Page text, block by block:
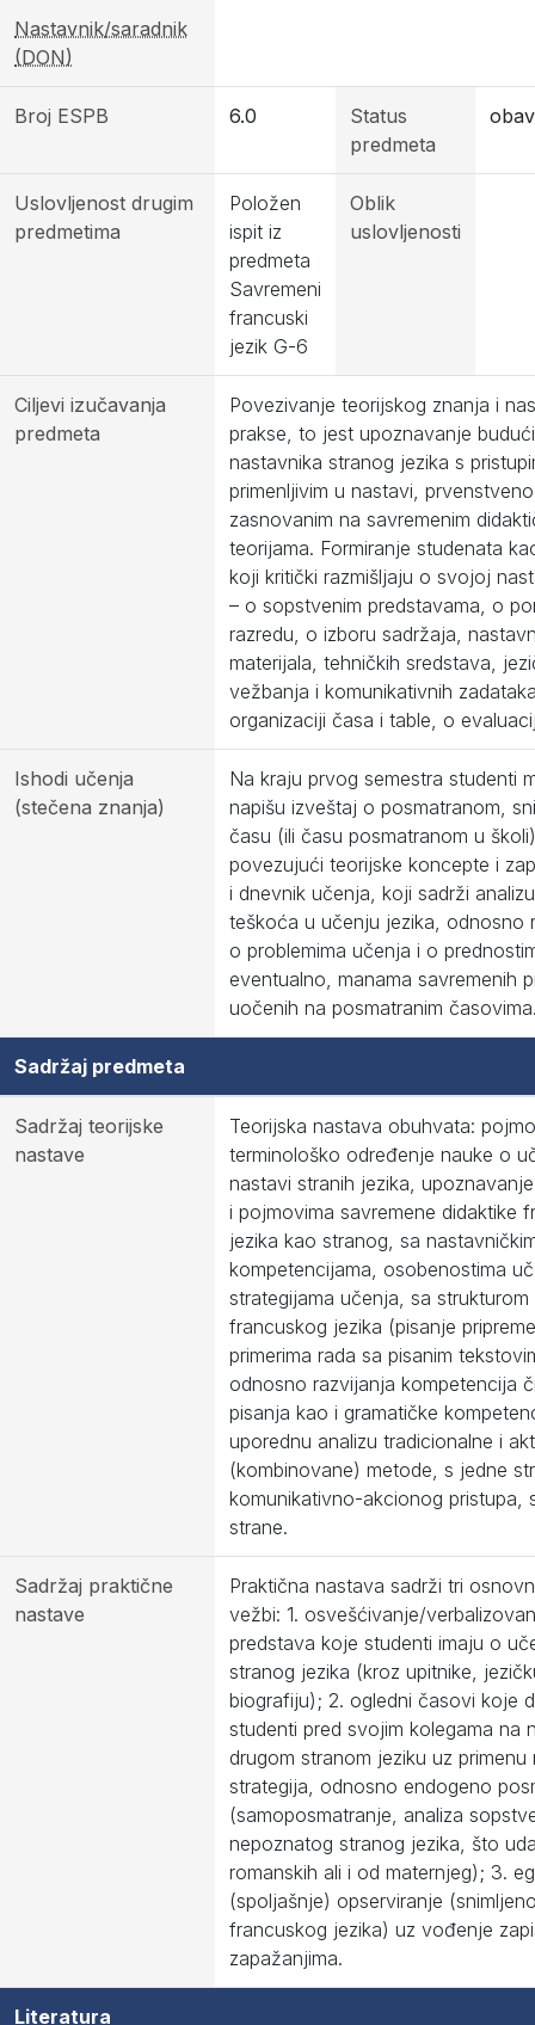
Nastavnik/saradnik
(DON)
Broj ESPB 6.0
Status
predmeta
Uslovljenost drugim
predmetima
Položen
ispit iz
predmeta
Savremeni
francuski
jezik G-6
Oblik
uslovljenosti
Ciljevi izučavanja
predmeta
Povezivanje teorijskog znanja i
prakse, to jest upoznavanje
nastavnika stranog jezika s
primenljivim u nastavi,
zasnovanim na savremenim
teorijama. Formiranje studenata
koji kritički razmišljaju o svojoj
– o sopstvenim predstavama, o
razredu, o izboru sadržaja,
materijala, tehničkih sredstava,
vežbanja i komunikativnih
organizaciji časa i table, o
Ishodi učenja
(stečena znanja)
Na kraju prvog semestra studenti
napišu izveštaj o posmatranom,
času (ili času posmatranom u
povezujući teorijske koncepte i
i dnevnik učenja, koji sadrži
teškoća u učenju jezika, odnosno
o problemima učenja i o
eventualno, manama savremenih
uočenih na posmatranim
Sadržaj predmeta
Sadržaj teorijske
nastave
Teorijska nastava obuhvata:
terminološko određenje nauke o
nastavi stranih jezika,
i pojmovima savremene didaktike
jezika kao stranog, sa
kompetencijama, osobenostima
strategijama učenja, sa strukturom
francuskog jezika (pisanje
primerima rada sa pisanim
odnosno razvijanja kompetencija
pisanja kao i gramatičke
uporednu analizu tradicionalne i
(kombinovane) metode, s jedne
komunikativno-akcionog pristupa,
strane.
Sadržaj praktične
nastave
Praktična nastava sadrži tri
vežbi: 1. osvešćivanje/
predstava koje studenti imaju o
stranog jezika (kroz upitnike,
biografiju); 2. ogledni časovi koje
studenti pred svojim kolegama na
drugom stranom jeziku uz primenu
strategija, odnosno endogeno
(samoposmatranje, analiza
nepoznatog stranog jezika, što
romanskih ali i od maternjeg); 3.
(spoljašnje) opserviranje
francuskog jezika) uz vođenje
zapažanjima.
Literatura